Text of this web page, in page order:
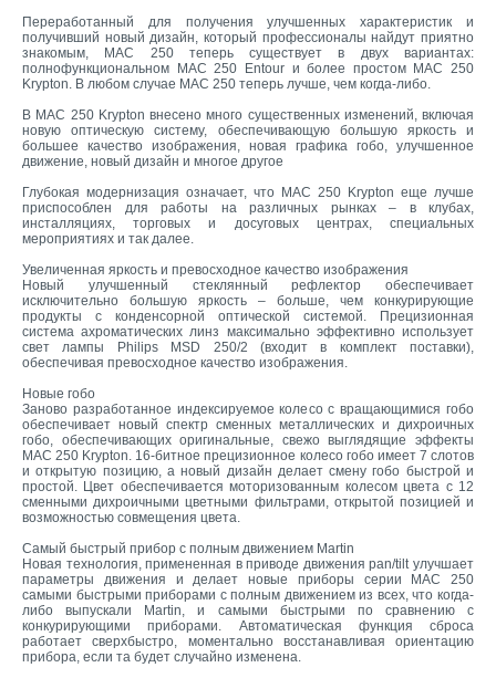
Переработанный для получения улучшенных характеристик и
получивший новый дизайн, который профессионалы найдут приятно
знакомым, MAC 250 теперь существует в двух вариантах:
полнофункциональном MAC 250 Entour и более простом MAC 250
Krypton. В любом случае MAC 250 теперь лучше, чем когда-либо.
В MAC 250 Krypton внесено много существенных изменений, включая
новую оптическую систему, обеспечивающую большую яркость и
большее качество изображения, новая графика гобо, улучшенное
движение, новый дизайн и многое другое
Глубокая модернизация означает, что MAC 250 Krypton еще лучше
приспособлен для работы на различных рынках – в клубах,
инсталляциях, торговых и досуговых цeнтрах, специальных
мероприятиях и так далее.
Увеличенная яркость и превосходное качество изображения
Новый улучшенный стеклянный рефлектор обеспечивает
исключительно большую яркость – больше, чем конкурирующие
продукты с конденсорной оптической системой. Прецизионная
система ахроматических линз максимально эффективно использует
свет лампы Philips MSD 250/2 (входит в комплект поставки),
обеспечивая превосходное качество изображения.
Новые гобо
Заново разработанное индексируемое колесо с вращающимися гобо
обеспечивает новый спектр сменных металлических и дихроичных
гобо, обеспечивающих оригинальные, свежо выглядящие эффекты
MAC 250 Krypton. 16-битное прецизионное колесо гобо имеет 7 слотов
и открытую позицию, а новый дизайн делает смену гобо быстрой и
простой. Цвет обеспечивается моторизованным колесом цвета с 12
сменными дихроичными цветными фильтрами, открытой позицией и
возможностью совмещения цвета.
Самый быстрый прибор с полным движением Martin
Новая технология, примененная в приводе движения pan/tilt улучшает
параметры движения и делает новые приборы серии MAC 250
самыми быстрыми приборами с полным движением из всех, что когда-
либо выпускали Martin, и самыми быстрыми по сравнению с
конкурирующими приборами. Автоматическая функция сброса
работает сверхбыстро, моментально восстанавливая ориентацию
прибора, если та будет случайно изменена.